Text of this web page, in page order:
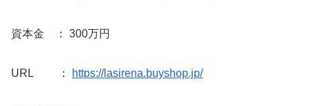
資本金 ： 300万円
URL ： https://lasirena.buyshop.jp/